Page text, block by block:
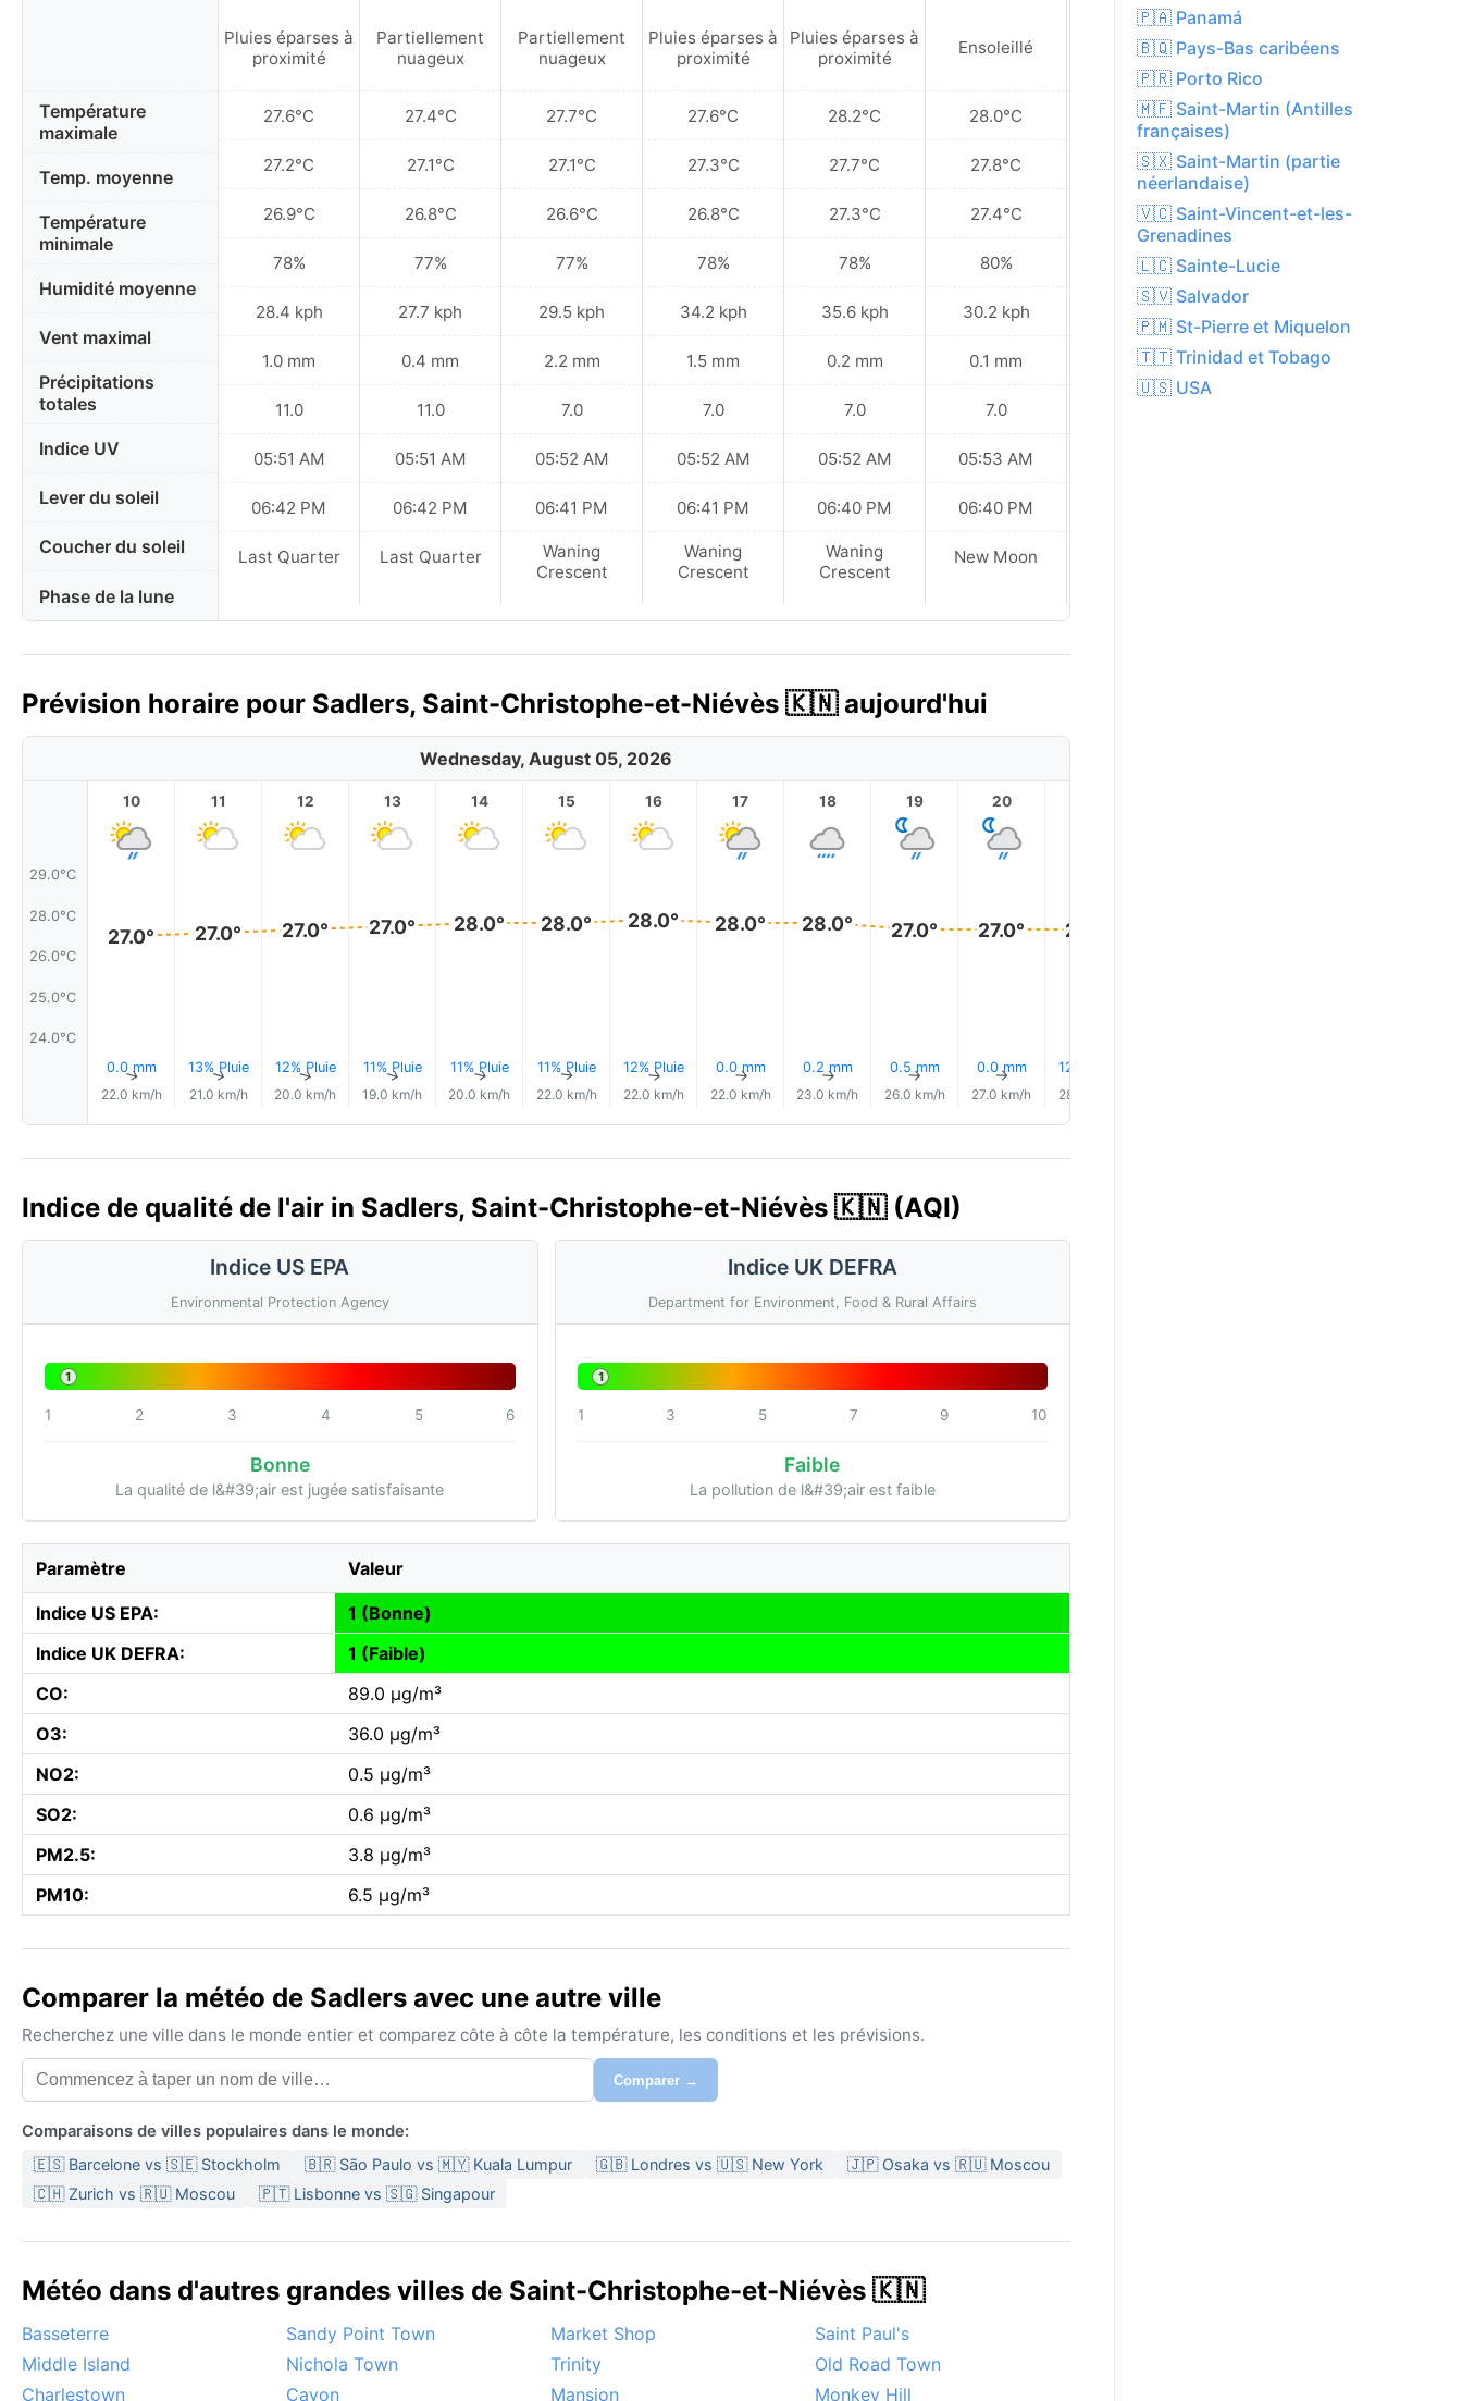
Température
maximale
Temp. moyenne
Température
minimale
Humidité moyenne
Vent maximal
Précipitations
totales
Indice UV
Lever du soleil
Coucher du soleil
Phase de la lune
Pluies éparses à
proximité
27.6°C
27.2°C
26.9°C
78%
28.4 kph
1.0 mm
11.0
05:51 AM
06:42 PM
Last Quarter
Partiellement
nuageux
27.4°C
27.1°C
26.8°C
77%
27.7 kph
0.4 mm
11.0
05:51 AM
06:42 PM
Last Quarter
Partiellement
nuageux
27.7°C
27.1°C
26.6°C
77%
29.5 kph
2.2 mm
7.0
05:52 AM
06:41 PM
Waning
Crescent
Pluies éparses à
proximité
27.6°C
27.3°C
26.8°C
78%
34.2 kph
1.5 mm
7.0
05:52 AM
06:41 PM
Waning
Crescent
Pluies éparses à
proximité
28.2°C
27.7°C
27.3°C
78%
35.6 kph
0.2 mm
7.0
05:52 AM
06:40 PM
Waning
Crescent
Ensoleillé
28.0°C
27.8°C
27.4°C
80%
30.2 kph
0.1 mm
7.0
05:53 AM
06:40 PM
New Moon
Pluies éparses à
proximité
27.6°C
27.4°C
27.2°C
79%
31.7 kph
2.1 mm
Prévision horaire pour Sadlers, Saint-Christophe-et-Niévès 🇰🇳 aujourd'hui
Wednesday, August 05, 2026
29.0°C
28.0°C
26.0°C
25.0°C
24.0°C
10
27.0°
0.0 mm
↑
22.0 km/h
11
27.0°
13% Pluie
↑
21.0 km/h
12
27.0°
12% Pluie
↑
20.0 km/h
13
27.0°
11% Pluie
↑
19.0 km/h
14
28.0°
11% Pluie
↑
20.0 km/h
15
28.0°
11% Pluie
↑
22.0 km/h
16
28.0°
12% Pluie
↑
22.0 km/h
17
28.0°
0.0 mm
↑
22.0 km/h
18
28.0°
0.2 mm
↑
23.0 km/h
19
27.0°
0.5 mm
↑
26.0 km/h
20
27.0°
0.0 mm
↑
27.0 km/h
27.0°
12% Pluie
28.0 km/h
Indice de qualité de l'air in Sadlers, Saint-Christophe-et-Niévès 🇰🇳 (AQI)
Indice US EPA
Environmental Protection Agency
1
1 2 3 4 5 6
Bonne
La qualité de l&#39;air est jugée satisfaisante
Indice UK DEFRA
Department for Environment, Food & Rural Affairs
1
1 3 5 7 9 10
Faible
La pollution de l&#39;air est faible
Paramètre Valeur
Indice US EPA:
1 (Bonne)
Indice UK DEFRA:
1 (Faible)
CO:
89.0 µg/m³
O3:
36.0 µg/m³
NO2:
0.5 µg/m³
SO2:
0.6 µg/m³
PM2.5:
3.8 µg/m³
PM10:
6.5 µg/m³
Comparer la météo de Sadlers avec une autre ville
Recherchez une ville dans le monde entier et comparez côte à côte la température, les conditions et les prévisions.
Comparer →
Comparaisons de villes populaires dans le monde:
🇪🇸 Barcelone vs 🇸🇪 Stockholm 🇧🇷 São Paulo vs 🇲🇾 Kuala Lumpur 🇬🇧 Londres vs 🇺🇸 New York
🇯🇵 Osaka vs 🇷🇺 Moscou
🇨🇭 Zurich vs 🇷🇺 Moscou
🇵🇹 Lisbonne vs 🇸🇬 Singapour
Météo dans d'autres grandes villes de Saint-Christophe-et-Niévès 🇰🇳
Basseterre Sandy Point Town Market Shop
Saint Paul's
Middle Island
Nichola Town Trinity
Old Road Town
Charlestown
Cayon Mansion Monkey Hill
🇵🇦 Panamá
🇧🇶 Pays-Bas caribéens
🇵🇷 Porto Rico
🇲🇫 Saint-Martin (Antilles
françaises)
🇸🇽 Saint-Martin (partie
néerlandaise)
🇻🇨 Saint-Vincent-et-les-
Grenadines
🇱🇨 Sainte-Lucie
🇸🇻 Salvador
🇵🇲 St-Pierre et Miquelon
🇹🇹 Trinidad et Tobago
🇺🇸 USA